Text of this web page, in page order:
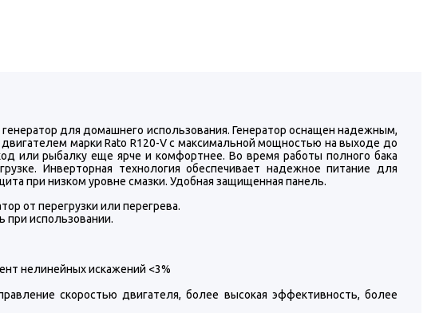
для домашнего использования. Генератор оснащен надежным,
марки Rato R120-V с максимальной мощностью на выходе до
или рыбалку еще ярче и комфортнее. Во время работы полного бака
Инверторная технология обеспечивает надежное питание для
при низком уровне смазки. Удобная защищенная панель.
от перегрузки или перегрева.
при использовании.
нелинейных искажений <3%
скоростью двигателя, более высокая эффективность, более